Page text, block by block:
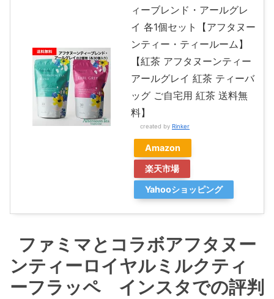
ィーブレンド・アールグレ
イ 各1個セット【アフタヌー
ンティー・ティールーム】
【紅茶 アフタヌーンティー
アールグレイ 紅茶 ティーバ
ッグ ご自宅用 紅茶 送料無
料】
created by Rinker
Amazon
楽天市場
Yahooショッピング
ファミマとコラボアフタヌー
ンティーロイヤルミルクティ
ーフラッペ インスタでの評判